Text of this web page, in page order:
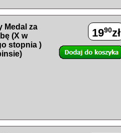
Medal za
(X w
stopnia )
1990zł